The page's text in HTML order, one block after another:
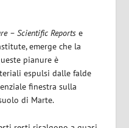
– Scientific Reports e
emerge che la
pianure è
espulsi dalle falde
finestra sulla
di Marte.